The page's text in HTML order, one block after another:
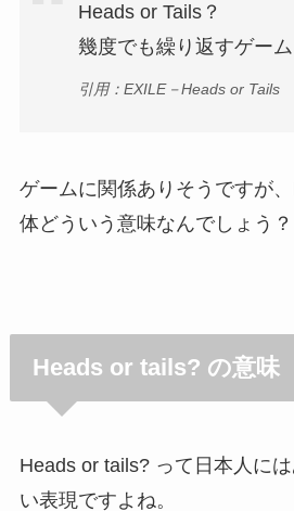
Heads or Tails？
幾度でも繰り返すゲーム
引用：EXILE－Heads or Tails
ゲームに関係ありそうですが
体どういう意味なんでしょう？
Heads or tails? の意味
Heads or tails? って日本人に
い表現ですよね。